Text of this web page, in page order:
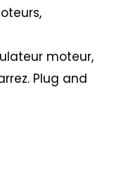
moteur,
Plug and